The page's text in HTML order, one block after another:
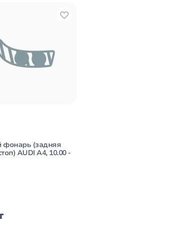
фонарь (задняя
AUDI A4, 10.00 -